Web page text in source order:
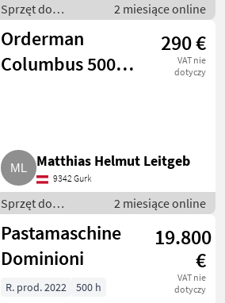
Sprzęt do
sprzedaży
pośredniej / Inny
sprzęt do
sprzedaży
2 miesiące online
Orderman
Columbus 500
290 €
VAT nie
dotyczy
Matthias Helmut Leitgeb
9342 Gurk
Sprzęt do
sprzedaży
pośredniej / Inny
sprzęt do
sprzedaży
pośredniej
2 miesiące online
Pastamaschine
Dominioni
19.800
€
VAT nie
dotyczy
R. prod. 2022 500 h